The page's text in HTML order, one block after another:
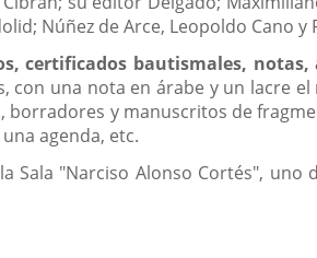
Núñez de Arce, Leopoldo Cano y
certificados bautismales,
con una nota en árabe y un lacre
y manuscritos de
agenda, etc.
Sala "Narciso Alonso Cortés",